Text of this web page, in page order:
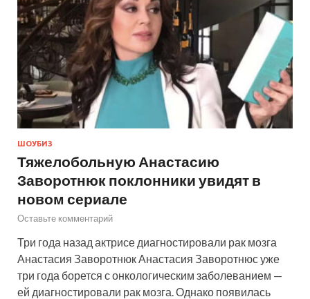
ШОУБИЗ
Тяжелобольную Анастасию
Заворотнюк поклонники увидят в
новом сериале
Оставьте комментарий
Три года назад актрисе диагностировали рак мозга
Анастасия Заворотнюк Анастасия Заворотнюс уже
три года борется с онкологическим заболеванием —
ей диагностировали рак мозга. Однако появилась